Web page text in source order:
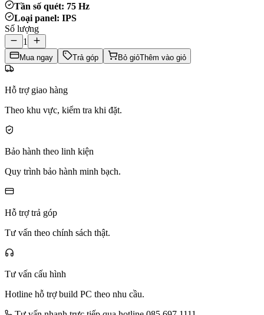
Tần số quét: 75 Hz
Loại panel: IPS
Số lượng
1
Mua ngay Trả góp Bỏ giỏThêm vào giỏ
Hỗ trợ giao hàng
Theo khu vực, kiểm tra khi đặt.
Bảo hành theo linh kiện
Quy trình bảo hành minh bạch.
Hỗ trợ trả góp
Tư vấn theo chính sách thật.
Tư vấn cấu hình
Hotline hỗ trợ build PC theo nhu cầu.